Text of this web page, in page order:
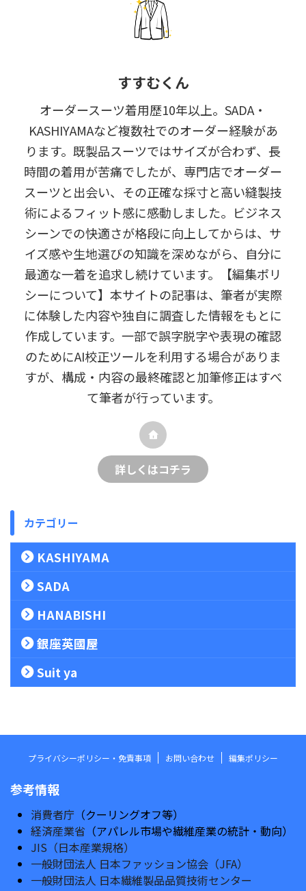
すすむくん
オーダースーツ着用歴10年以上。SADA・
KASHIYAMAなど複数社でのオーダー経験があ
ります。既製品スーツではサイズが合わず、長
時間の着用が苦痛でしたが、専門店でオーダー
スーツと出会い、その正確な採寸と高い縫製技
術によるフィット感に感動しました。ビジネス
シーンでの快適さが格段に向上してからは、サ
イズ感や生地選びの知識を深めながら、自分に
最適な一着を追求し続けています。【編集ポリ
シーについて】本サイトの記事は、筆者が実際
に体験した内容や独自に調査した情報をもとに
作成しています。一部で誤字脱字や表現の確認
のためにAI校正ツールを利用する場合がありま
すが、構成・内容の最終確認と加筆修正はすべ
て筆者が行っています。
詳しくはコチラ
カテゴリー
KASHIYAMA
SADA
HANABISHI
銀座英國屋
Suit ya
プライバシーポリシー・免責事項 お問い合わせ 編集ポリシー
参考情報
消費者庁 （クーリングオフ等）
経済産業省 （アパレル市場や繊維産業の統計・動向）
JIS（日本産業規格）
一般財団法人 日本ファッション協会（JFA）
一般財団法人 日本繊維製品品質技術センター